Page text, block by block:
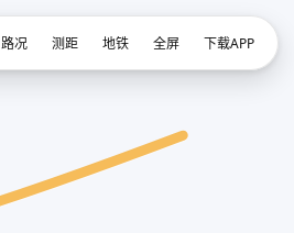
路况 测距 地铁 全屏 下载APP